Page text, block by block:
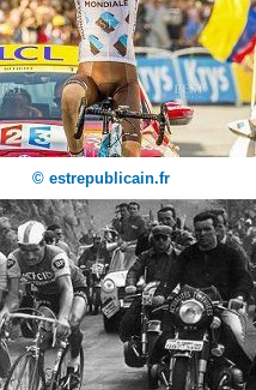
© estrepublicain.fr